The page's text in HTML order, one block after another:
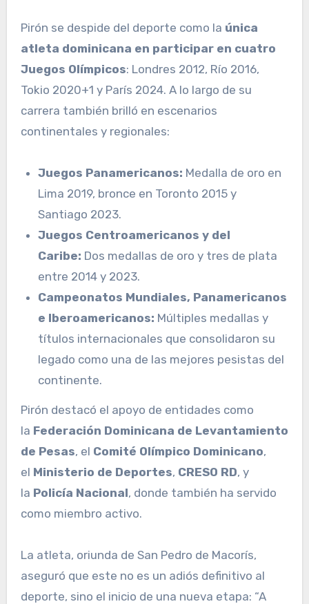
Pirón se despide del deporte como la única
atleta dominicana en participar en cuatro
Juegos Olímpicos: Londres 2012, Río 2016,
Tokio 2020+1 y París 2024. A lo largo de su
carrera también brilló en escenarios
continentales y regionales:
Juegos Panamericanos: Medalla de oro en
Lima 2019, bronce en Toronto 2015 y
Santiago 2023.
Juegos Centroamericanos y del
Caribe: Dos medallas de oro y tres de plata
entre 2014 y 2023.
Campeonatos Mundiales, Panamericanos
e Iberoamericanos: Múltiples medallas y
títulos internacionales que consolidaron su
legado como una de las mejores pesistas del
continente.
Pirón destacó el apoyo de entidades como
la Federación Dominicana de Levantamiento
de Pesas, el Comité Olímpico Dominicano,
el Ministerio de Deportes, CRESO RD, y
la Policía Nacional, donde también ha servido
como miembro activo.
La atleta, oriunda de San Pedro de Macorís,
aseguró que este no es un adiós definitivo al
deporte, sino el inicio de una nueva etapa: “A